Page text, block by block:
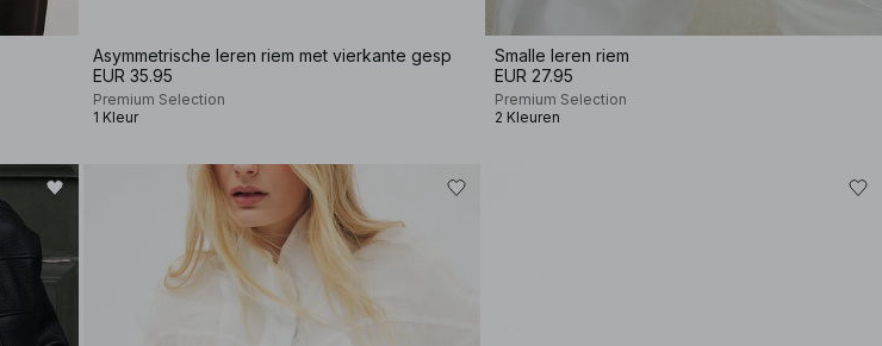
Asymmetrische leren riem met vierkante gesp
EUR 35.95
Premium Selection
1 Kleur
Smalle leren riem
EUR 27.95
Premium Selection
2 Kleuren